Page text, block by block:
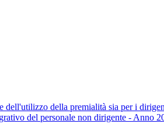
dell'utilizzo della premialità sia per i
del personale non dirigente - Anno